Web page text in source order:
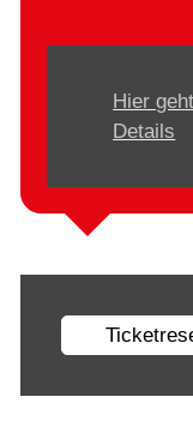
Hier
Details